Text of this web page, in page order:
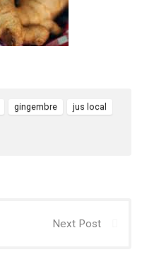
gingembre jus local
Next Post